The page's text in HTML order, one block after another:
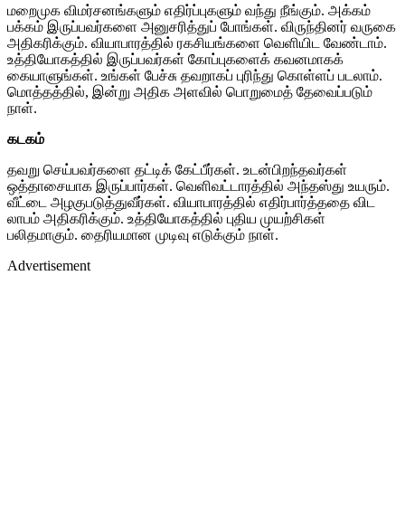
மறைமுக விமர்சனங்களும் எதிர்ப்புகளும் வந்து நீங்கும். அக்கம்
பக்கம் இருப்பவர்களை அனுசரித்துப் போங்கள். விருந்தினர் வருகை
அதிகரிக்கும். வியாபாரத்தில் ரகசியங்களை வெளியிட வேண்டாம்.
உத்தியோகத்தில் இருப்பவர்கள் கோப்புகளைக் கவனமாகக்
கையாளுங்கள். உங்கள் பேச்சு தவறாகப் புரிந்து கொள்ளப் படலாம்.
மொத்தத்தில், இன்று அதிக அளவில் பொறுமைத் தேவைப்படும்
நாள்.
கடகம்
தவறு செய்பவர்களை தட்டிக் கேட்பீர்கள். உடன்பிறந்தவர்கள்
ஒத்தாசையாக இருப்பார்கள். வெளிவட்டாரத்தில் அந்தஸ்து உயரும்.
வீட்டை அழகுபடுத்துவீர்கள். வியாபாரத்தில் எதிர்பார்த்ததை விட
லாபம் அதிகரிக்கும். உத்தியோகத்தில் புதிய முயற்சிகள்
பலிதமாகும். தைரியமான முடிவு எடுக்கும் நாள்.
Advertisement